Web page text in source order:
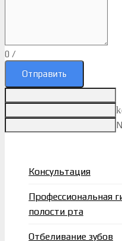
0 /
Отправить
Консультация
Профессиональная
полости рта
Отбеливание зубов